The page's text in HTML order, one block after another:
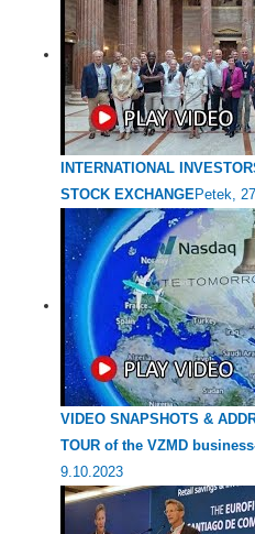
INTERNATIONAL
STOCK EXCHANGEPetek,
VIDEO SNAPSHOTS &
TOUR of the VZMD
9.10.2023